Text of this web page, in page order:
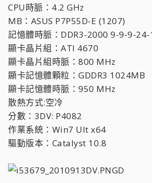
CPU時脈：4.2 GHz
MB：ASUS P7P55D-E (1207)
記憶體時脈：DDR3-2000 9-9-9-24-
顯卡晶片組：ATI 4670
顯卡晶片組時脈：800 MHz
顯卡記憶體顆粒：GDDR3 1024MB
顯卡記憶體時脈：950 MHz
散熱方式:空冷
分數：3DV: P4082
作業系統：Win7 Ult x64
驅動版本：Catalyst 10.8
D